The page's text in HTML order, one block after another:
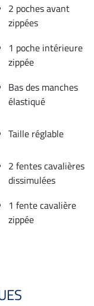
2 poches avant
zippées
1 poche intérieure
zippée
Bas des manches
élastiqué
Taille réglable
2 fentes cavalières
dissimulées
1 fente cavalière
zippée